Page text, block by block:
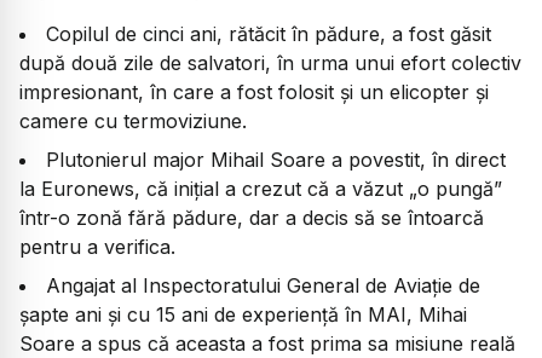
Copilul de cinci ani, rătăcit în pădure, a fost găsit
după două zile de salvatori, în urma unui efort colectiv
impresionant, în care a fost folosit și un elicopter și
camere cu termoviziune.
Plutonierul major Mihail Soare a povestit, în direct
la Euronews, că inițial a crezut că a văzut „o pungă”
într-o zonă fără pădure, dar a decis să se întoarcă
pentru a verifica.
Angajat al Inspectoratului General de Aviație de
șapte ani și cu 15 ani de experiență în MAI, Mihai
Soare a spus că aceasta a fost prima sa misiune reală